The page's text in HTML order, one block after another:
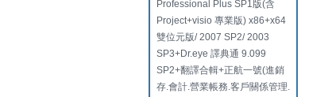
Professional Plus SP1版(含
Project+visio 專業版) x86+x64
雙位元版/ 2007 SP2/ 2003
SP3+Dr.eye 譯典通 9.099
SP2+翻譯合輯+正航一號(進銷
存.會計.營業帳務.客戶關係管理.